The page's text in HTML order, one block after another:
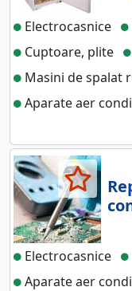
Electrocasnice
Cuptoare, plite
Masini de spalat
Aparate aer
Electrocasnice
Aparate aer